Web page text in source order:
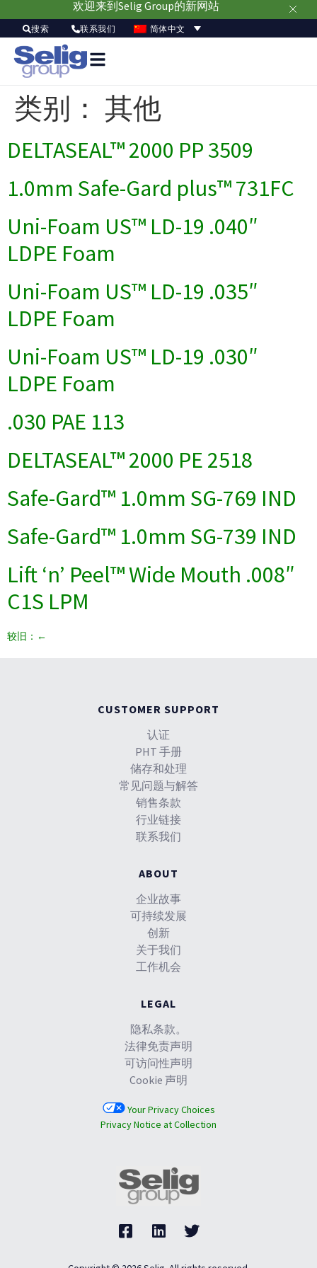
欢迎来到Selig Group的新网站
搜索 联系我们 简体中文
类别： 其他
DELTASEAL™ 2000 PP 3509
1.0mm Safe-Gard plus™ 731FC
Uni-Foam US™ LD-19 .040″
LDPE Foam
Uni-Foam US™ LD-19 .035″
LDPE Foam
Uni-Foam US™ LD-19 .030″
LDPE Foam
.030 PAE 113
DELTASEAL™ 2000 PE 2518
Safe-Gard™ 1.0mm SG-769 IND
Safe-Gard™ 1.0mm SG-739 IND
Lift ‘n’ Peel™ Wide Mouth .008″
C1S LPM
较旧： ←
CUSTOMER SUPPORT
认证
PHT 手册
储存和处理
常见问题与解答
销售条款
行业链接
联系我们
ABOUT
企业故事
可持续发展
创新
关于我们
工作机会
LEGAL
隐私条款。
法律免责声明
可访问性声明
Cookie 声明
Your Privacy Choices
Privacy Notice at Collection